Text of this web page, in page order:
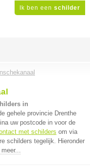
Ik ben een schilder
in
gehele provincie Drenthe
uw postcode in voor de
met schilders om via
schilders tegelijk. Hieronder
meer...